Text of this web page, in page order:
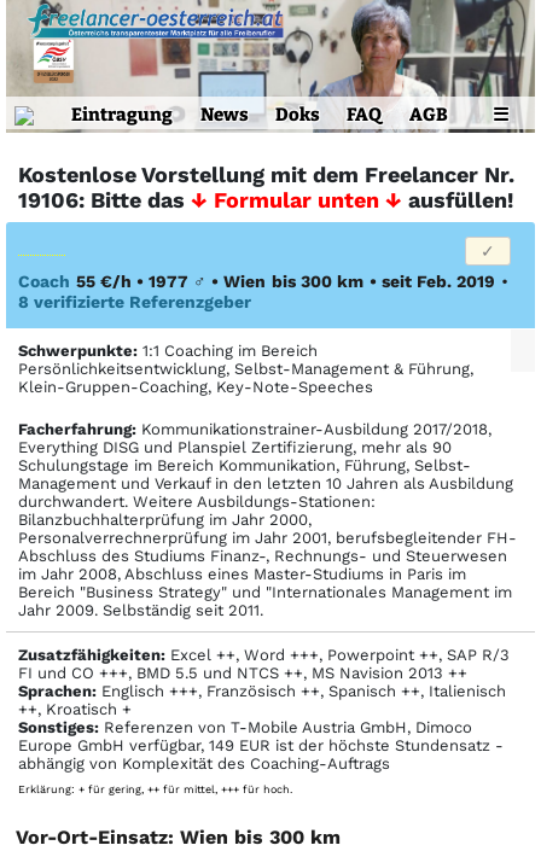
Eintragung News Doks FAQ AGB ☰
Kostenlose Vorstellung mit dem Freelancer Nr.
19106: Bitte das ↓ Formular unten ↓ ausfüllen!
Coach 55 €/h • 1977 ♂ • Wien bis 300 km • seit Feb. 2019 •
8 verifizierte Referenzgeber
Schwerpunkte: 1:1 Coaching im Bereich
Persönlichkeitsentwicklung, Selbst-Management & Führung,
Klein-Gruppen-Coaching, Key-Note-Speeches
Facher­fahrung: Kommunikationstrainer-Ausbildung 2017/2018,
Everything DISG und Planspiel Zertifizierung, mehr als 90
Schulungstage im Bereich Kommunikation, Führung, Selbst-
Management und Verkauf in den letzten 10 Jahren als Ausbildung
durchwandert. Weitere Ausbildungs-Stationen:
Bilanzbuchhalterprüfung im Jahr 2000,
Personalverrechnerprüfung im Jahr 2001, berufsbegleitender FH-
Abschluss des Studiums Finanz-, Rechnungs- und Steuerwesen
im Jahr 2008, Abschluss eines Master-Studiums in Paris im
Bereich "Business Strategy" und "Internationales Management im
Jahr 2009. Selbständig seit 2011.
Zusatzfähigkeiten: Excel ++, Word +++, Powerpoint ++, SAP R/3
FI und CO +++, BMD 5.5 und NTCS ++, MS Navision 2013 ++
Sprachen: Englisch +++, Französisch ++, Spanisch ++, Italienisch
++, Kroatisch +
Sonstiges: Referenzen von T-Mobile Austria GmbH, Dimoco
Europe GmbH verfügbar, 149 EUR ist der höchste Stundensatz -
abhängig von Komplexität des Coaching-Auftrags
Erklärung: + für gering, ++ für mittel, +++ für hoch.
Vor-Ort-Einsatz: Wien bis 300 km